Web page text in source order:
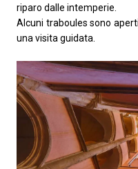
riparo dalle intemperie.
Alcuni traboules sono
una visita guidata.